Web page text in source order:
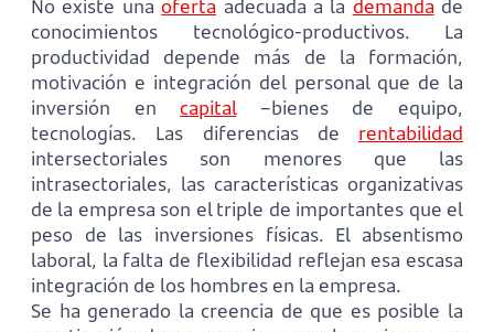
No existe unaoferta adecuada a la demanda de
conocimientos tecnológico-productivos. La
productividad depende más de la formación,
motivación e integración del personal que de la
inversión encapital–bienes de equipo,
tecnologías. Las diferencias de rentabilidad
intersectoriales son menores que las
intrasectoriales, las características organizativas
de la empresa son el triple de importantes que el
peso de las inversiones físicas. El absentismo
laboral, la falta de flexibilidad reflejan esa escasa
integración de los hombres en la empresa.
Se ha generado la creencia de que es posible la